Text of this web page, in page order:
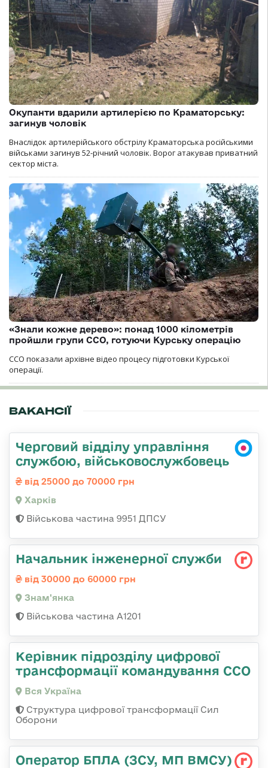
Окупанти вдарили артилерією по Краматорську:
загинув чоловік
Внаслідок артилерійського обстрілу Краматорська російськими
військами загинув 52-річний чоловік. Ворог атакував приватний
сектор міста.
«Знали кожне дерево»: понад 1000 кілометрів
пройшли групи ССО, готуючи Курську операцію
ССО показали архівне відео процесу підготовки Курської
операції.
ВАКАНСІЇ
Черговий відділу управління
службою, військовослужбовець
від 25000 до 70000 грн
Харків
Військова частина 9951 ДПСУ
Начальник інженерної служби
від 30000 до 60000 грн
Знам'янка
Військова частина А1201
Керівник підрозділу цифрової
трансформації командування ССО
Вся Україна
Структура цифрової трансформації Сил
Оборони
Оператор БПЛА (ЗСУ, МП ВМСУ)